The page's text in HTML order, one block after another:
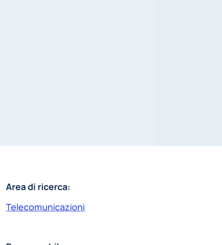
Area di ricerca:
Telecomunicazioni